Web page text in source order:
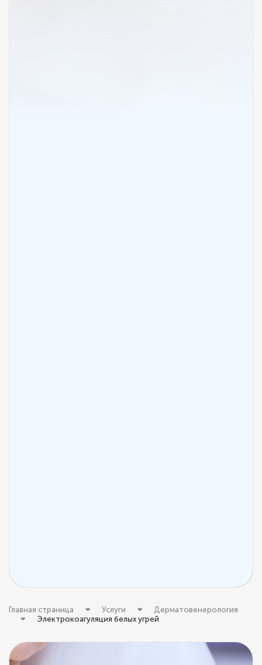
Главная страница Услуги
Дерматовенерология
Электрокоагуляция белых угрей